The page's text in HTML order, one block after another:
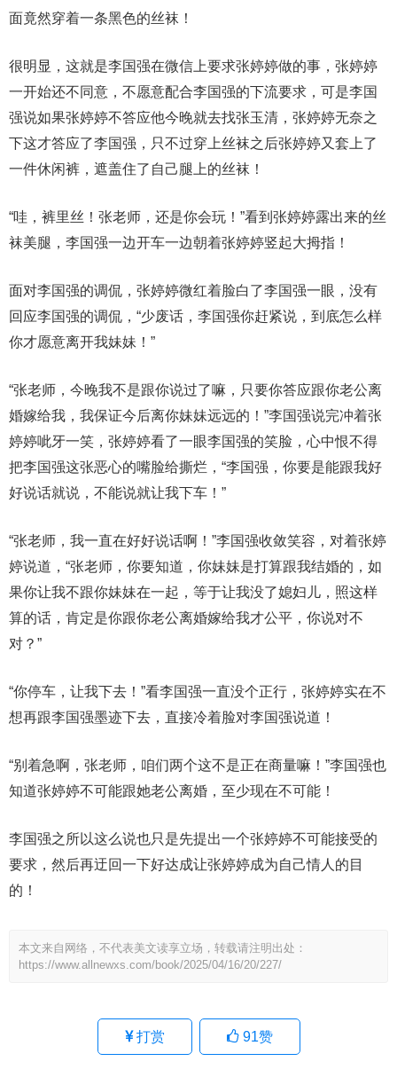
面竟然穿着一条黑色的丝袜！
很明显，这就是李国强在微信上要求张婷婷做的事，张婷婷
一开始还不同意，不愿意配合李国强的下流要求，可是李国
强说如果张婷婷不答应他今晚就去找张玉清，张婷婷无奈之
下这才答应了李国强，只不过穿上丝袜之后张婷婷又套上了
一件休闲裤，遮盖住了自己腿上的丝袜！
“哇，裤里丝！张老师，还是你会玩！”看到张婷婷露出来的丝
袜美腿，李国强一边开车一边朝着张婷婷竖起大拇指！
面对李国强的调侃，张婷婷微红着脸白了李国强一眼，没有
回应李国强的调侃，“少废话，李国强你赶紧说，到底怎么样
你才愿意离开我妹妹！”
“张老师，今晚我不是跟你说过了嘛，只要你答应跟你老公离
婚嫁给我，我保证今后离你妹妹远远的！”李国强说完冲着张
婷婷呲牙一笑，张婷婷看了一眼李国强的笑脸，心中恨不得
把李国强这张恶心的嘴脸给撕烂，“李国强，你要是能跟我好
好说话就说，不能说就让我下车！”
“张老师，我一直在好好说话啊！”李国强收敛笑容，对着张婷
婷说道，“张老师，你要知道，你妹妹是打算跟我结婚的，如
果你让我不跟你妹妹在一起，等于让我没了媳妇儿，照这样
算的话，肯定是你跟你老公离婚嫁给我才公平，你说对不
对？”
“你停车，让我下去！”看李国强一直没个正行，张婷婷实在不
想再跟李国强墨迹下去，直接冷着脸对李国强说道！
“别着急啊，张老师，咱们两个这不是正在商量嘛！”李国强也
知道张婷婷不可能跟她老公离婚，至少现在不可能！
李国强之所以这么说也只是先提出一个张婷婷不可能接受的
要求，然后再迂回一下好达成让张婷婷成为自己情人的目
的！
本文来自网络，不代表美文读享立场，转载请注明出处：
https://www.allnewxs.com/book/2025/04/16/20/227/
打赏 91赞